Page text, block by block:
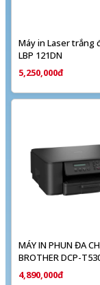
Máy in Laser trắng
LBP 121DN
5,250,000đ
MÁY IN PHUN ĐA
BROTHER DCP-
4,890,000đ